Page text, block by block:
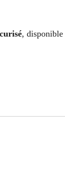
, disponible